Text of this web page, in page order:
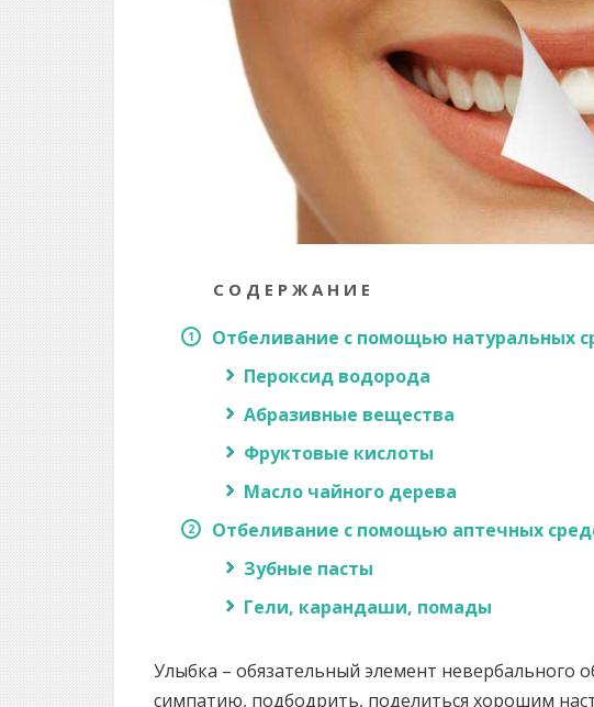
СОДЕРЖАНИЕ
Отбеливание с помощью натуральных
Пероксид водорода
Абразивные вещества
Фруктовые кислоты
Масло чайного дерева
Отбеливание с помощью аптечных
Зубные пасты
Гели, карандаши, помады
Улыбка – обязательный элемент
симпатию, подбодрить, поделиться хорошим